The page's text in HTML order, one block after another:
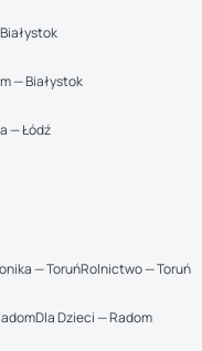
— Białystok
— Łódź
— ToruńRolnictwo — Toruń
Dla Dzieci — Radom